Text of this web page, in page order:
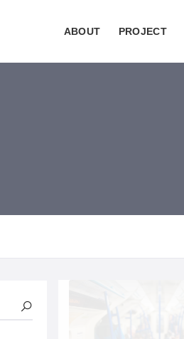
ABOUT PROJECT